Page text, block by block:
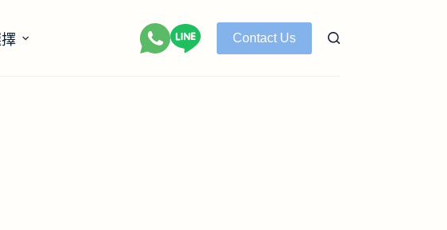
Contact Us